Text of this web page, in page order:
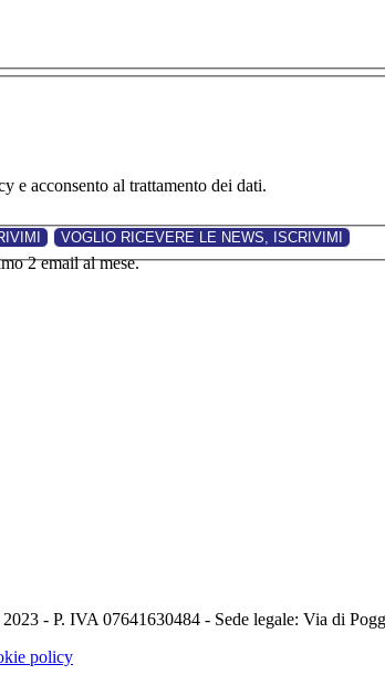
e acconsento al trattamento dei dati.
2 email al mese.
- P. IVA 07641630484 - Sede legale: Via di
policy